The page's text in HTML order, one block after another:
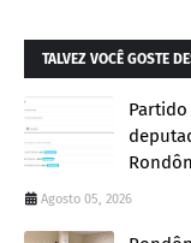
TALVEZ VOCÊ GOSTE
Agosto 05, 2026